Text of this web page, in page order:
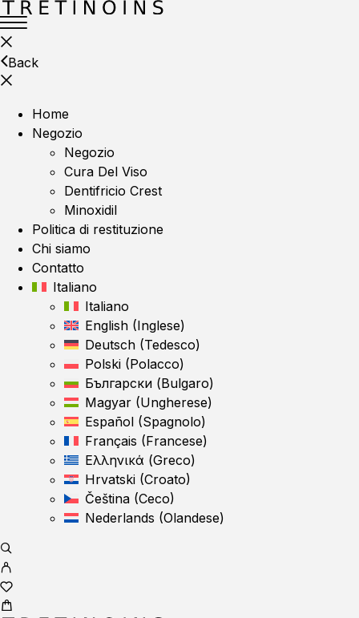
Back
Home
Negozio
Negozio
Cura Del Viso
Dentifricio Crest
Minoxidil
Politica di restituzione
Chi siamo
Contatto
Italiano
Italiano
English (Inglese)
Deutsch (Tedesco)
Polski (Polacco)
Български (Bulgaro)
Magyar (Ungherese)
Español (Spagnolo)
Français (Francese)
Ελληνικά (Greco)
Hrvatski (Croato)
Čeština (Ceco)
Nederlands (Olandese)